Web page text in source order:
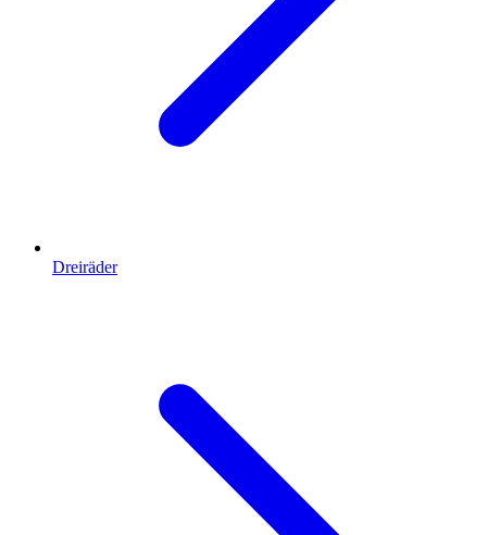
Dreiräder